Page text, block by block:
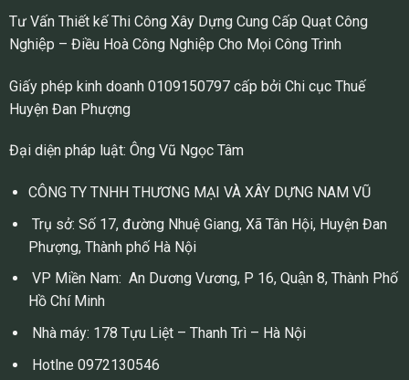
Tư Vấn Thiết kế Thi Công Xây Dựng Cung Cấp Quạt Công
Nghiệp – Điều Hoà Công Nghiệp Cho Mọi Công Trình
Giấy phép kinh doanh 0109150797 cấp bởi Chi cục Thuế
Huyện Đan Phượng
Đại diện pháp luật: Ông Vũ Ngọc Tâm
CÔNG TY TNHH THƯƠNG MẠI VÀ XÂY DỰNG NAM VŨ
Trụ sở: Số 17, đường Nhuệ Giang, Xã Tân Hội, Huyện Đan
Phượng, Thành phố Hà Nội
VP Miền Nam: An Dương Vương, P 16, Quận 8, Thành Phố
Hồ Chí Minh
Nhà máy: 178 Tựu Liệt – Thanh Trì – Hà Nội
Hotlne 0972130546